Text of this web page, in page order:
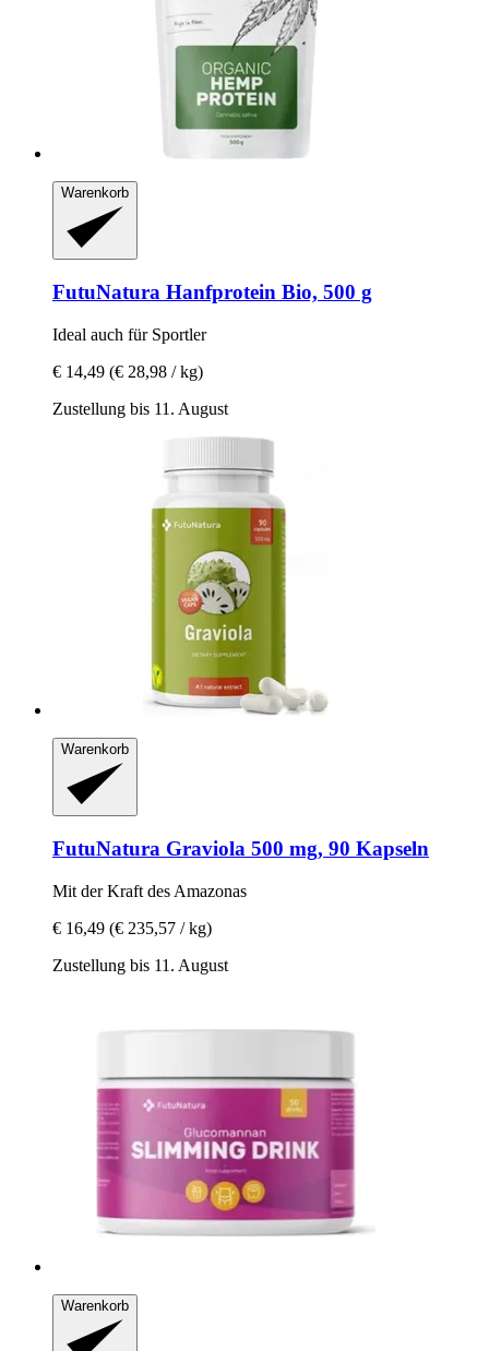
Warenkorb
FutuNatura Hanfprotein Bio, 500 g
Ideal auch für Sportler
€ 14,49 (€ 28,98 / kg)
Zustellung bis 11. August
Warenkorb
FutuNatura Graviola 500 mg, 90 Kapseln
Mit der Kraft des Amazonas
€ 16,49 (€ 235,57 / kg)
Zustellung bis 11. August
Warenkorb